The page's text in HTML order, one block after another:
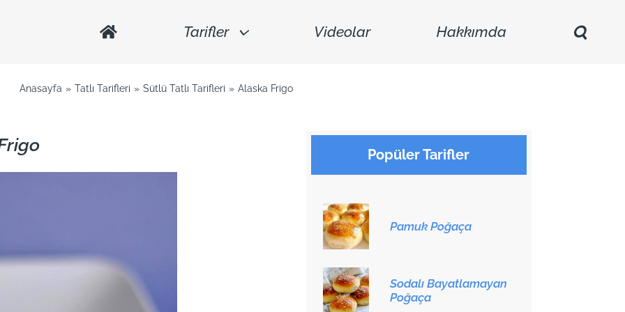
Tarifler Videolar Hakkımda
Anasayfa Tatlı Tarifleri Sütlü Tatlı Tarifleri Alaska Frigo
Popüler Tarifler
Pamuk Poğaça
Sodalı Bayatlamayan
Poğaça